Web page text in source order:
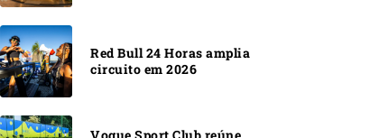
Red Bull 24 Horas amplia
circuito em 2026